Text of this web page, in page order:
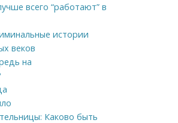
всего “работают” в
истории
веков
на
Каково быть